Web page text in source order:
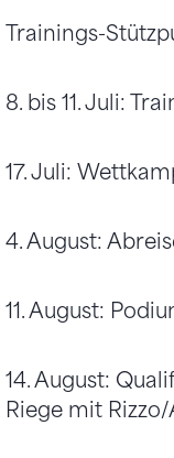
Trainings-
8. bis 11. Juli:
17. Juli:
4. August:
11. August:
14. August:
Riege mit